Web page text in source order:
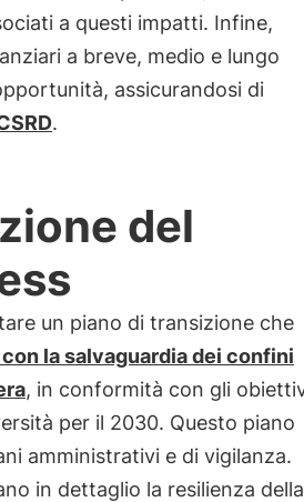
a questi impatti. Infine,
a breve, medio e lungo
assicurandosi di
.
del
un piano di transizione che
la salvaguardia dei confini
, in conformità con gli
per il 2030. Questo piano
amministrativi e di vigilanza.
in dettaglio la resilienza della